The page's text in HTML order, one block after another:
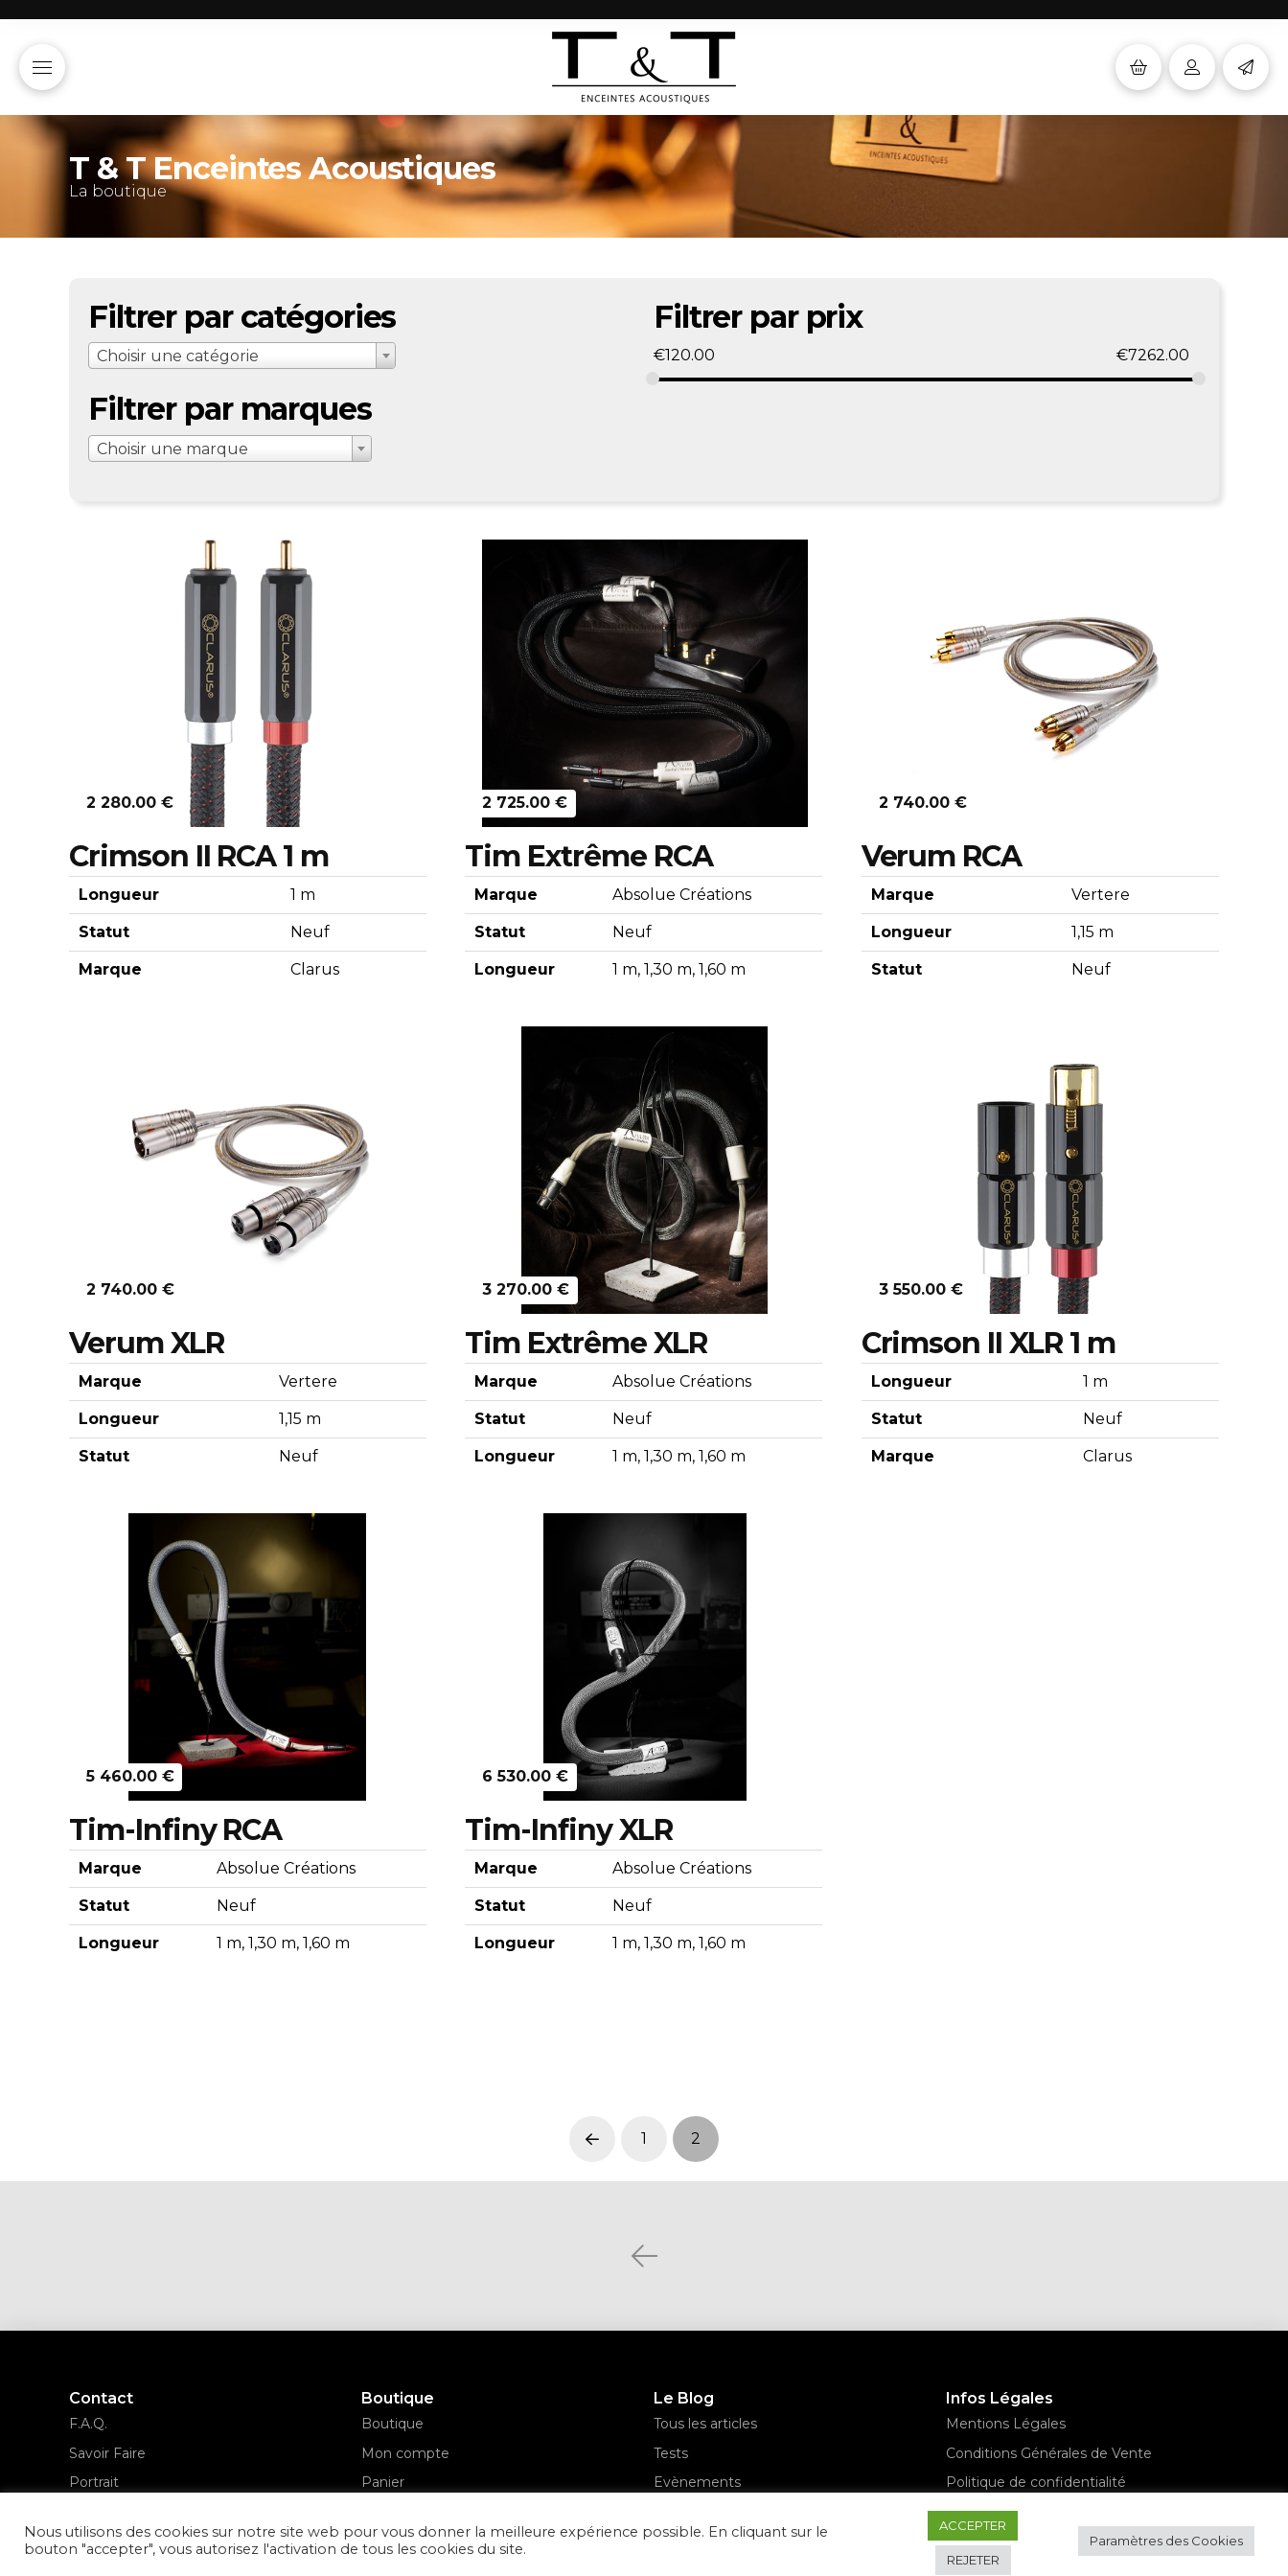
T & T Enceintes Acoustiques
La boutique
Filtrer par catégories
Choisir une catégorie
Filtrer par marques
Choisir une marque
Filtrer par prix
€120.00 €7262.00
2 280.00 €
Découvrir
Crimson II RCA 1 m
Longueur 1 m
Statut Neuf
Marque Clarus
2 725.00 €
Découvrir
Tim Extrême RCA
Marque Absolue Créations
Statut Neuf
Longueur 1 m, 1,30 m, 1,60 m
2 740.00 €
Découvrir
Verum RCA
Marque Vertere
Longueur 1,15 m
Statut Neuf
2 740.00 €
Découvrir
Verum XLR
Marque Vertere
Longueur 1,15 m
Statut Neuf
3 270.00 €
Découvrir
Tim Extrême XLR
Marque Absolue Créations
Statut Neuf
Longueur 1 m, 1,30 m, 1,60 m
3 550.00 €
Découvrir
Crimson II XLR 1 m
Longueur 1 m
Statut Neuf
Marque Clarus
5 460.00 €
Découvrir
Tim-Infiny RCA
Marque Absolue Créations
Statut Neuf
Longueur 1 m, 1,30 m, 1,60 m
6 530.00 €
Découvrir
Tim-Infiny XLR
Marque Absolue Créations
Statut Neuf
Longueur 1 m, 1,30 m, 1,60 m
Prev 1 2
Prev
Contact
F.A.Q.
Savoir Faire
Portrait
Boutique
Boutique
Mon compte
Panier
Le Blog
Tous les articles
Tests
Evènements
Infos Légales
Mentions Légales
Conditions Générales de Vente
Politique de confidentialité
Nous utilisons des cookies sur notre site web pour vous donner la meilleure expérience possible. En cliquant sur le
bouton "accepter", vous autorisez l'activation de tous les cookies du site.
ACCEPTER
REJETER
Paramètres des Cookies